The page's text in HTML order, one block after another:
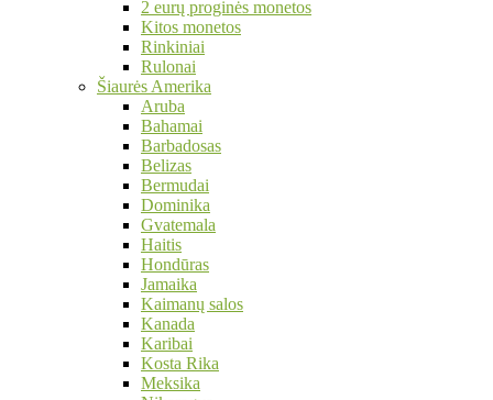
2 eurų proginės monetos
Kitos monetos
Rinkiniai
Rulonai
Šiaurės Amerika
Aruba
Bahamai
Barbadosas
Belizas
Bermudai
Dominika
Gvatemala
Haitis
Hondūras
Jamaika
Kaimanų salos
Kanada
Karibai
Kosta Rika
Meksika